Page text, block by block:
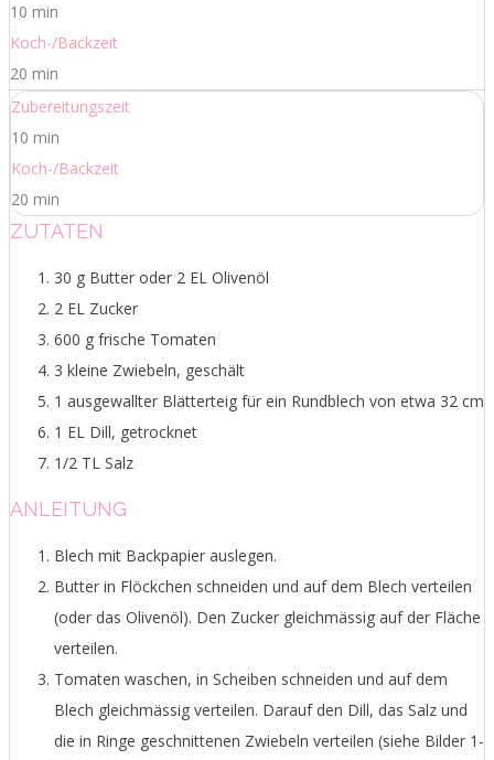
10 min
Koch-/Backzeit
20 min
Zubereitungszeit
10 min
Koch-/Backzeit
20 min
ZUTATEN
30 g Butter oder 2 EL Olivenöl
2 EL Zucker
600 g frische Tomaten
3 kleine Zwiebeln, geschält
1 ausgewallter Blätterteig für ein Rundblech von etwa 32 cm
1 EL Dill, getrocknet
1/2 TL Salz
ANLEITUNG
Blech mit Backpapier auslegen.
Butter in Flöckchen schneiden und auf dem Blech verteilen
(oder das Olivenöl). Den Zucker gleichmässig auf der Fläche
verteilen.
Tomaten waschen, in Scheiben schneiden und auf dem
Blech gleichmässig verteilen. Darauf den Dill, das Salz und
die in Ringe geschnittenen Zwiebeln verteilen (siehe Bilder 1-